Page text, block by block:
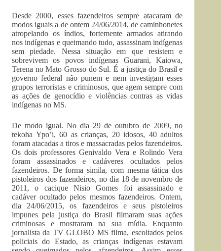
Desde 2000, esses fazendeiros sempre atacaram de
modos iguais a de ontem 24/06/2014, de caminhonetes
atropelando os índios, fortemente armados atirando
nos indígenas e queimando tudo, assassinam indígenas
sem piedade. Nessa situação em que resistem e
sobrevivem os povos indígenas Guarani, Kaiowa,
Terena no Mato Grosso do Sul. É a justiça do Brasil e
governo federal não punem e nem investigam esses
grupos terroristas e criminosos, que agem sempre com
as ações de genocídio e violências contras as vidas
indígenas no MS.
De modo igual. No dia 29 de outubro de 2009, no
tekoha Ypo’i, 60 as crianças, 20 idosos, 40 adultos
foram atacadas a tiros e massacradas pelos fazendeiros.
Os dois professores Genivaldo Vera e Rolindo Vera
foram assassinados e cadáveres ocultados pelos
fazendeiros. De forma simila, com mesma tática dos
pistoleiros dos fazendeiros, no dia 18 de novembro de
2011, o cacique Nisio Gomes foi assassinado e
cadáver ocultado pelos mesmos fazendeiros. Ontem,
dia 24/06/2015, os fazendeiros e seus pistoleiros
impunes pela justiça do Brasil filmaram suas ações
criminosas e mostraram na sua mídia. Enquanto
jornalista da TV GLOBO MS filma, escoltados pelos
policiais do Estado, as crianças indígenas estavam